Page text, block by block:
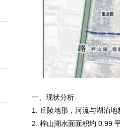
一、现状分析
1. 丘陵地形，河流与湖泊
2. 梓山湖水面面积约 0.99